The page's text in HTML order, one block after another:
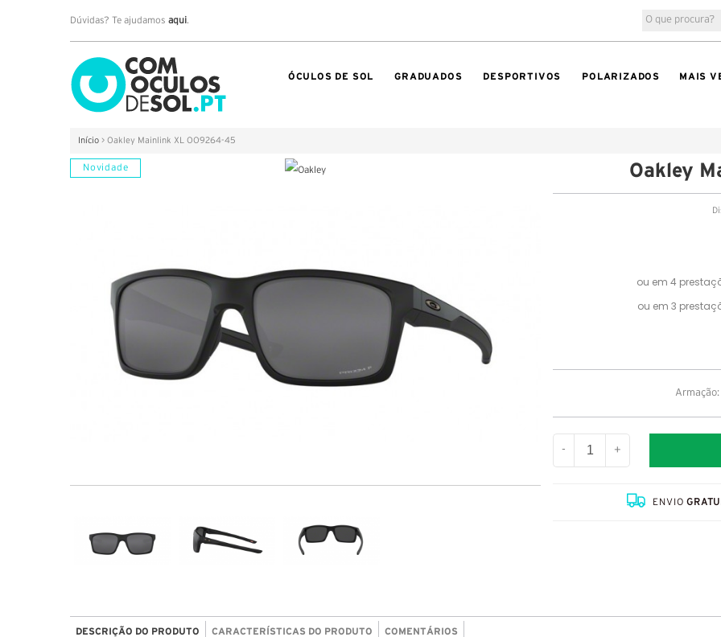
Dúvidas? Te ajudamos aqui.
ÓCULOS DE SOL GRADUADOS DESPORTIVOS POLARIZADOS MAIS
Início > Oakley Mainlink XL OO9264-45
Novidade Oakley
- +
ENVIO
DESCRIÇÃO DO PRODUTO CARACTERÍSTICAS DO PRODUTO COMENTÁRIOS